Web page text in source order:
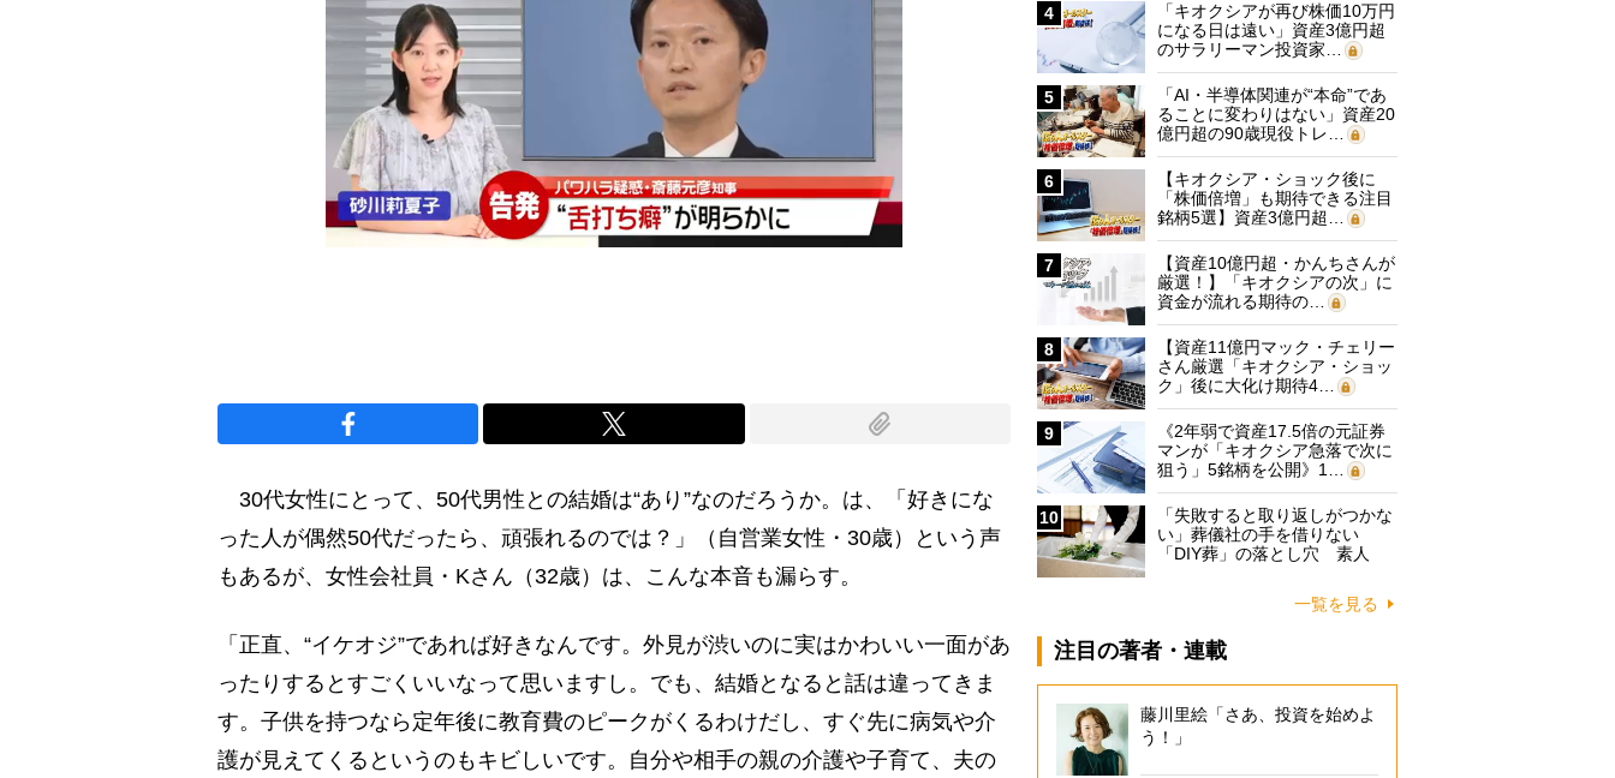
30代女性にとって、50代男性との結婚は“あり”なのだろうか。は、「好きにな
った人が偶然50代だったら、頑張れるのでは？」（自営業女性・30歳）という声
もあるが、女性会社員・Kさん（32歳）は、こんな本音も漏らす。
「正直、“イケオジ”であれば好きなんです。外見が渋いのに実はかわいい一面があ
ったりするとすごくいいなって思いますし。でも、結婚となると話は違ってきま
す。子供を持つなら定年後に教育費のピークがくるわけだし、すぐ先に病気や介
護が見えてくるというのもキビしいです。自分や相手の親の介護や子育て、夫の
4
「キオクシアが再び株価10万円
になる日は遠い」資産3億円超
のサラリーマン投資家…
5
「AI・半導体関連が“本命”であ
ることに変わりはない」資産20
億円超の90歳現役トレ…
6
【キオクシア・ショック後に
「株価倍増」も期待できる注目
銘柄5選】資産3億円超…
7
【資産10億円超・かんちさんが
厳選！】「キオクシアの次」に
資金が流れる期待の…
8
【資産11億円マック・チェリー
さん厳選「キオクシア・ショッ
ク」後に大化け期待4…
9
《2年弱で資産17.5倍の元証券
マンが「キオクシア急落で次に
狙う」5銘柄を公開》1…
10
「失敗すると取り返しがつかな
い」葬儀社の手を借りない
「DIY葬」の落とし穴 素人
一覧を見る
注目の著者・連載
藤川里絵「さあ、投資を始めよ
う！」